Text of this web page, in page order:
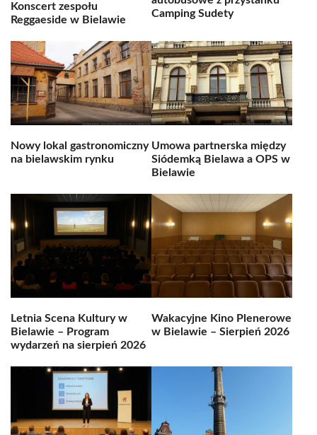
Konscert zespołu
Reggaeside w Bielawie
Camping Sudety
Nowy lokal gastronomiczny
na bielawskim rynku
Umowa partnerska między
Siódemką Bielawa a OPS w
Bielawie
Letnia Scena Kultury w
Bielawie – Program
wydarzeń na sierpień 2026
Wakacyjne Kino Plenerowe
w Bielawie – Sierpień 2026